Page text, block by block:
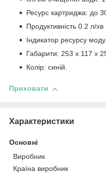
Ресурс картриджа: до
Продуктивність 0.2 л/хв
Індикатор ресурсу
Габарити: 253 х 117 х
Колір: синій.
Приховати
Характеристики
Основні
Виробник
Країна виробник